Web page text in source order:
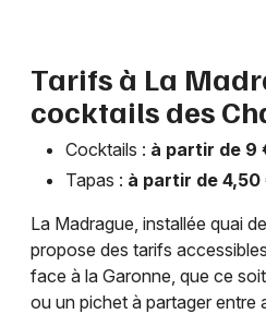
Tarifs à La
cocktails des
Cocktails : à partir de 9
Tapas : à partir de 4,50
La Madrague, installée quai
propose des tarifs
face à la Garonne, que ce
ou un pichet à partager entre